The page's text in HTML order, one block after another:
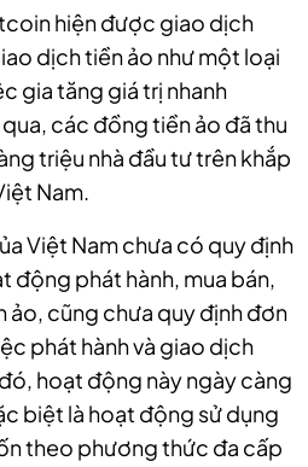
hiện được giao dịch
dịch tiền ảo như một loại
gia tăng giá trị nhanh
các đồng tiền ảo đã thu
triệu nhà đầu tư trên khắp
Nam.
Việt Nam chưa có quy định
động phát hành, mua bán,
ảo, cũng chưa quy định đơn
phát hành và giao dịch
hoạt động này ngày càng
biệt là hoạt động sử dụng
theo phương thức đa cấp